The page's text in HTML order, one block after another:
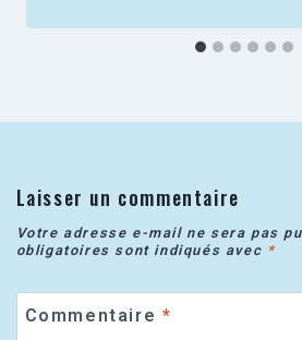
Laisser un commentaire
Votre adresse e-mail ne sera pas
obligatoires sont indiqués avec *
Commentaire *